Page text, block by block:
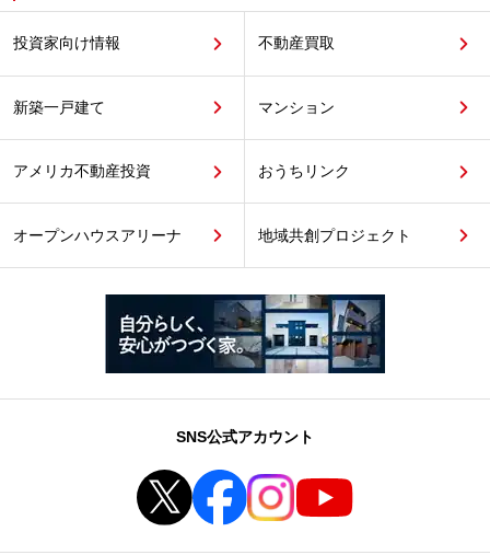
投資家向け情報 不動産買取
新築一戸建て マンション
アメリカ不動産投資 おうちリンク
オープンハウスアリーナ 地域共創プロジェクト
SNS公式アカウント